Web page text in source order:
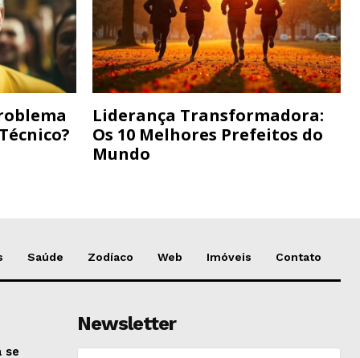
Liderança Transformadora:
Os 10 Melhores Prefeitos do
Mundo
Saúde Zodíaco Web Imóveis Contato
se
Newsletter